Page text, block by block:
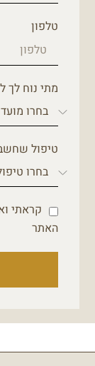
טלפון
מתי נוח לך
טיפול
קראתי
האתר